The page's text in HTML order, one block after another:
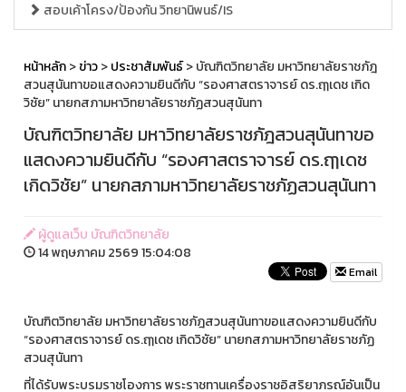
สอบเค้าโครง/ป้องกัน วิทยานิพนธ์/IS
หน้าหลัก>ข่าว>ประชาสัมพันธ์> บัณฑิตวิทยาลัย มหาวิทยาลัยราชภัฎ
สวนสุนันทาขอแสดงความยินดีกับ “รองศาสตราจารย์ ดร.ฤๅเดช เกิด
วิชัย” นายกสภามหาวิทยาลัยราชภัฏสวนสุนันทา
บัณฑิตวิทยาลัย มหาวิทยาลัยราชภัฎสวนสุนันทาขอ
แสดงความยินดีกับ “รองศาสตราจารย์ ดร.ฤๅเดช
เกิดวิชัย” นายกสภามหาวิทยาลัยราชภัฏสวนสุนันทา
ผู้ดูแลเว็บ บัณฑิตวิทยาลัย
14 พฤษภาคม 2569 15:04:08
Email
บัณฑิตวิทยาลัย มหาวิทยาลัยราชภัฎสวนสุนันทาขอแสดงความยินดีกับ
“รองศาสตราจารย์ ดร.ฤๅเดช เกิดวิชัย” นายกสภามหาวิทยาลัยราชภัฏ
สวนสุนันทา
ที่ได้รับพระบรมราชโองการ พระราชทานเครื่องราชอิสริยาภรณ์อันเป็น